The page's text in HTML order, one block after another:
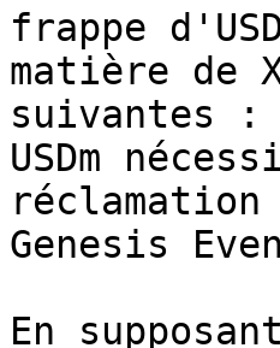
frappe
matière de
suivantes :
USDm
Genesis
En